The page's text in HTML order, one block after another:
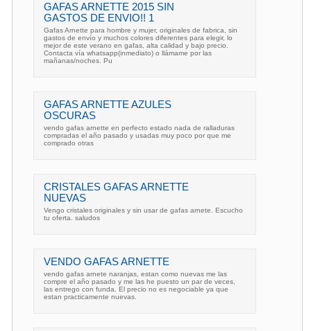
GAFAS ARNETTE 2015 SIN
GASTOS DE ENVIO!! 1
Gafas Arnette para hombre y mujer, originales de fabrica, sin
gastos de envío y muchos colores diferentes para elegir, lo
mejor de este verano en gafas, alta calidad y bajo precio.
Contacta vía whatsapp(inmediato) o llámame por las
mañanas/noches. Pu
GAFAS ARNETTE AZULES
OSCURAS
vendo gafas arnette en perfecto estado nada de ralladuras
compradas el año pasado y usadas muy poco por que me
comprado otras
CRISTALES GAFAS ARNETTE
NUEVAS
Vengo cristales originales y sin usar de gafas arnete. Escucho
tu oferta. saludos
VENDO GAFAS ARNETTE
vendo gafas arnete naranjas, estan como nuevas me las
compre el año pasado y me las he puesto un par de veces,
las entrego con funda. El precio no es negociable ya que
estan practicamente nuevas.